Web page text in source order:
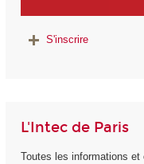
S'inscrire
L'Intec de Paris
Toutes les informations